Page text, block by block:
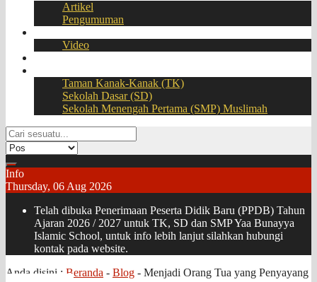
Artikel
Pengumuman
Video
Taman Kanak-Kanak (TK)
Sekolah Dasar (SD)
Sekolah Menengah Pertama (SMP) Muslimah
Info
Thursday, 06 Aug 2026
Telah dibuka Penerimaan Peserta Didik Baru (PPDB) Tahun
Ajaran 2026 / 2027 untuk TK, SD dan SMP Yaa Bunayya
Islamic School, untuk info lebih lanjut silahkan hubungi
kontak pada website.
Anda disini : Beranda - Blog - Menjadi Orang Tua yang Penyayang